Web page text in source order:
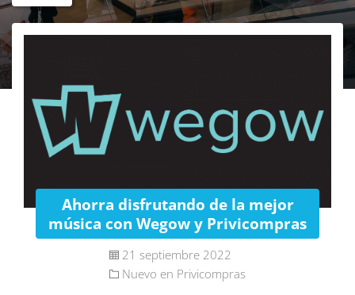
Ahorra disfrutando de la mejor
música con Wegow y Privicompras
21 septiembre 2022
Nuevo en Privicompras